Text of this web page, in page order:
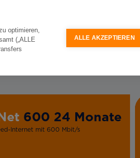
600 24 Monate
Internet mit 600 Mbit/s
optimieren,
(„ALLE
ALLE AKZEPTIEREN